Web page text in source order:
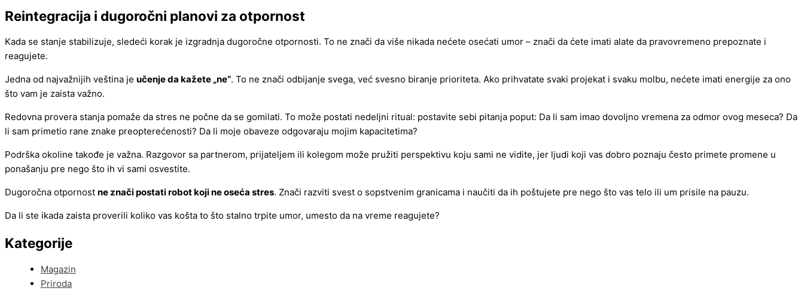
Reintegracija i dugoročni planovi za otpornost
Kada se stanje stabilizuje, sledeći korak je izgradnja dugoročne otpornosti. To ne znači da više nikada nećete osećati umor – znači da ćete imati alate da pravovremeno prepoznate i
reagujete.
Jedna od najvažnijih veština je učenje da kažete „ne“. To ne znači odbijanje svega, već svesno biranje prioriteta. Ako prihvatate svaki projekat i svaku molbu, nećete imati energije za ono
što vam je zaista važno.
Redovna provera stanja pomaže da stres ne počne da se gomilati. To može postati nedeljni ritual: postavite sebi pitanja poput: Da li sam imao dovoljno vremena za odmor ovog meseca? Da
li sam primetio rane znake preopterećenosti? Da li moje obaveze odgovaraju mojim kapacitetima?
Podrška okoline takođe je važna. Razgovor sa partnerom, prijateljem ili kolegom može pružiti perspektivu koju sami ne vidite, jer ljudi koji vas dobro poznaju često primete promene u
ponašanju pre nego što ih vi sami osvestite.
Dugoročna otpornost ne znači postati robot koji ne oseća stres. Znači razviti svest o sopstvenim granicama i naučiti da ih poštujete pre nego što vas telo ili um prisile na pauzu.
Da li ste ikada zaista proverili koliko vas košta to što stalno trpite umor, umesto da na vreme reagujete?
Kategorije
Magazin
Priroda